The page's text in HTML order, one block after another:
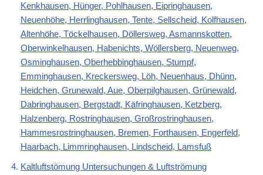
Kenkhausen, Hünger, Pohlhausen, Eipringhausen,
Neuenhöhe, Herrlinghausen, Tente, Sellscheid, Kolfhausen,
Altenhöhe, Töckelhausen, Döllersweg, Asmannskotten,
Oberwinkelhausen, Habenichts, Wöllersberg, Neuenweg,
Osminghausen, Oberhebbinghausen, Stumpf,
Emminghausen, Kreckersweg, Löh, Neuenhaus, Dhünn,
Heidchen, Grunewald, Aue, Oberpilghausen, Grünewald,
Dabringhausen, Bergstadt, Käfringhausen, Ketzberg,
Halzenberg, Rostringhausen, Großrostringhausen,
Hammesrostringhausen, Bremen, Forthausen, Engerfeld,
Haarbach, Limmringhausen, Lindscheid, Lamsfuß
Kaltluftstömung Untersuchungen & Luftströmung